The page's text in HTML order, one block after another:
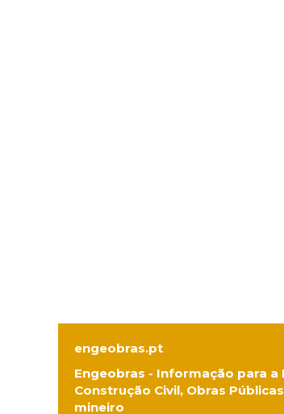
engeobras.pt
Engeobras - Informação para a
Construção Civil, Obras
mineiro